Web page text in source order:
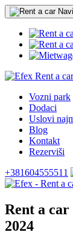
Vozni park
Dodaci
Uslovi
Blog
Kontakt
Rezerviši
+381604555511
Rent a
2024